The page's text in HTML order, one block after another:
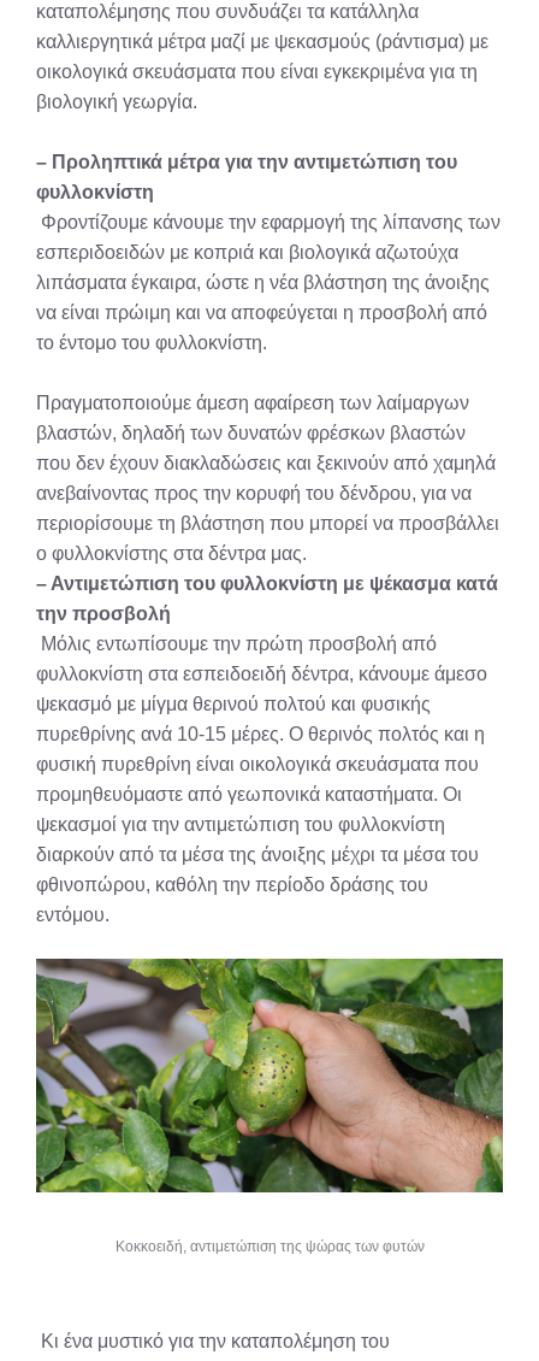
καταπολέμησης που συνδυάζει τα κατάλληλα
καλλιεργητικά μέτρα μαζί με ψεκασμούς (ράντισμα) με
οικολογικά σκευάσματα που είναι εγκεκριμένα για τη
βιολογική γεωργία.
– Προληπτικά μέτρα για την αντιμετώπιση του
φυλλοκνίστη
Φροντίζουμε κάνουμε την εφαρμογή της λίπανσης των
εσπεριδοειδών με κοπριά και βιολογικά αζωτούχα
λιπάσματα έγκαιρα, ώστε η νέα βλάστηση της άνοιξης
να είναι πρώιμη και να αποφεύγεται η προσβολή από
το έντομο του φυλλοκνίστη.
Πραγματοποιούμε άμεση αφαίρεση των λαίμαργων
βλαστών, δηλαδή των δυνατών φρέσκων βλαστών
που δεν έχουν διακλαδώσεις και ξεκινούν από χαμηλά
ανεβαίνοντας προς την κορυφή του δένδρου, για να
περιορίσουμε τη βλάστηση που μπορεί να προσβάλλει
ο φυλλοκνίστης στα δέντρα μας.
– Αντιμετώπιση του φυλλοκνίστη με ψέκασμα κατά
την προσβολή
Μόλις εντωπίσουμε την πρώτη προσβολή από
φυλλοκνίστη στα εσπειδοειδή δέντρα, κάνουμε άμεσο
ψεκασμό με μίγμα θερινού πολτού και φυσικής
πυρεθρίνης ανά 10-15 μέρες. Ο θερινός πολτός και η
φυσική πυρεθρίνη είναι οικολογικά σκευάσματα που
προμηθευόμαστε από γεωπονικά καταστήματα. Οι
ψεκασμοί για την αντιμετώπιση του φυλλοκνίστη
διαρκούν από τα μέσα της άνοιξης μέχρι τα μέσα του
φθινοπώρου, καθόλη την περίοδο δράσης του
εντόμου.
Κοκκοειδή, αντιμετώπιση της ψώρας των φυτών
Κι ένα μυστικό για την καταπολέμηση του